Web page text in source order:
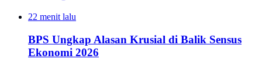
22 menit lalu
BPS Ungkap Alasan Krusial di Balik Sensus
Ekonomi 2026